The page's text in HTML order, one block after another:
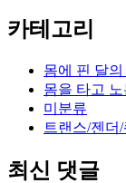
하
려
노
카테고리
몸에 핀 달의
몸을 타고
미분류
트랜스/젠더/
최신 댓글